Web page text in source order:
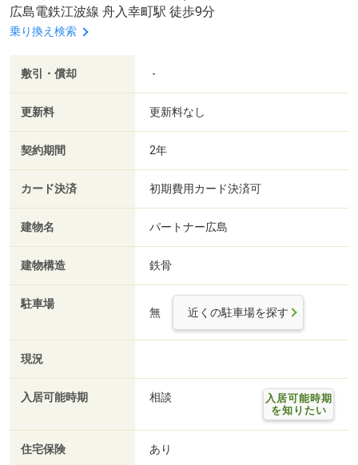
広島電鉄江波線 舟入幸町駅 徒歩9分
乗り換え検索
敷引・償却 -
更新料 更新料なし
契約期間 2年
カード決済 初期費用カード決済可
建物名 パートナー広島
建物構造 鉄骨
駐車場
無 近くの駐車場を探す
現況
入居可能時期 相談
入居可能時期
を知りたい
住宅保険 あり